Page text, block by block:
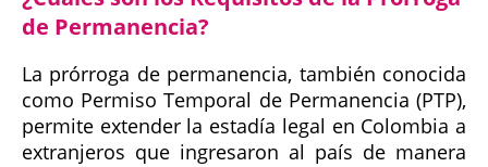
de Permanencia?
La prórroga de permanencia, también conocida
como Permiso Temporal de Permanencia (PTP),
permite extender la estadía legal en Colombia a
extranjeros que ingresaron al país de manera